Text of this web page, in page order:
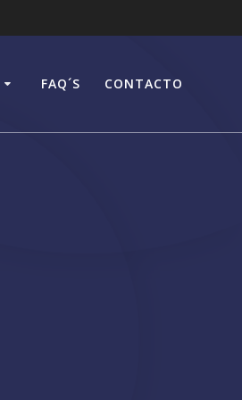
FAQ´S CONTACTO